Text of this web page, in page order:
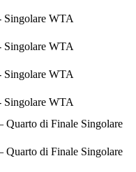
Singolare WTA
Singolare WTA
Singolare WTA
Singolare WTA
Quarto di Finale Singolare
Quarto di Finale Singolare